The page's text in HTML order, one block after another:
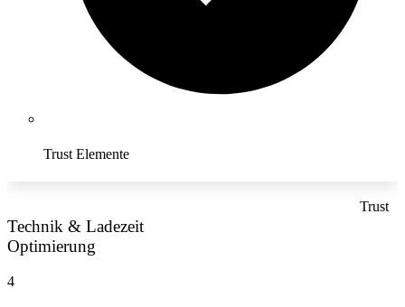
Trust Elemente
Trust
Technik & Ladezeit
Optimierung
4